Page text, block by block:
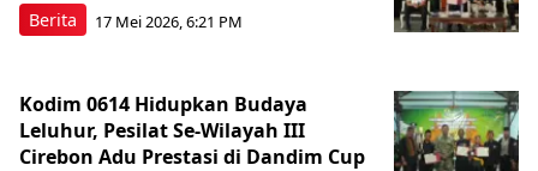
Berita 17 Mei 2026, 6:21 PM
Kodim 0614 Hidupkan Budaya
Leluhur, Pesilat Se-Wilayah III
Cirebon Adu Prestasi di Dandim Cup